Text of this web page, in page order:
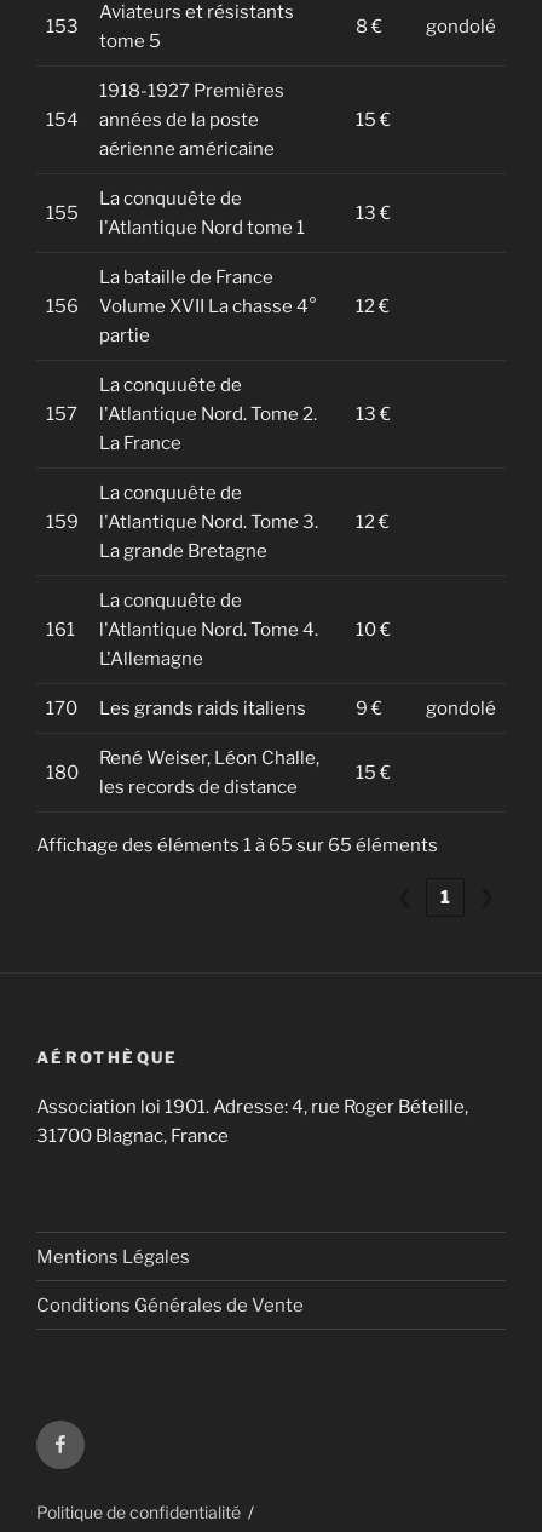
153
Aviateurs et résistants
tome 5
8 € gondolé
154
1918-1927 Premières
années de la poste
aérienne américaine
15 €
155
La conquuête de
l'Atlantique Nord tome 1
13 €
156
La bataille de France
Volume XVII La chasse 4°
partie
12 €
157
La conquuête de
l'Atlantique Nord. Tome 2.
La France
13 €
159
La conquuête de
l'Atlantique Nord. Tome 3.
La grande Bretagne
12 €
161
La conquuête de
l'Atlantique Nord. Tome 4.
L'Allemagne
10 €
170 Les grands raids italiens 9 € gondolé
180
René Weiser, Léon Challe,
les records de distance
15 €
Affichage des éléments 1 à 65 sur 65 éléments
1
AÉROTHÈQUE
Association loi 1901. Adresse: 4, rue Roger Béteille,
31700 Blagnac, France
Mentions Légales
Conditions Générales de Vente
Aérothèque
sur
Politique de confidentialité